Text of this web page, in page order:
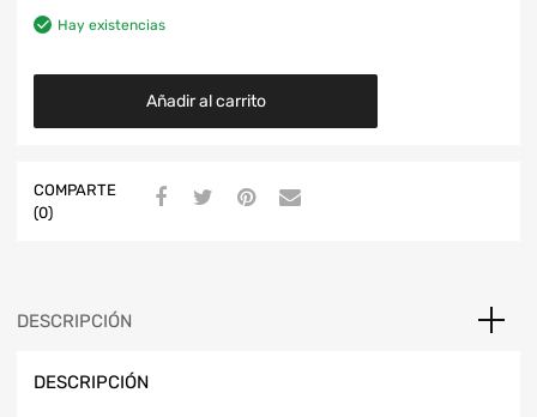
Hay existencias
Añadir al carrito
COMPARTE
(0)
DESCRIPCIÓN
DESCRIPCIÓN